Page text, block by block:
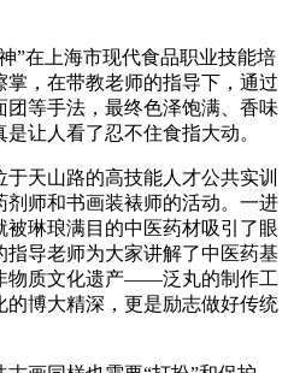
”在上海市现代食品职业技能培
，在带教老师的指导下，通过
等手法，最终色泽饱满、香味
让人看了忍不住食指大动。
天山路的高技能人才公共实训
师和书画装裱师的活动。一进
被琳琅满目的中医药材吸引了眼
导老师为大家讲解了中医药基
物质文化遗产——泛丸的制作工
博大精深，更是励志做好传统